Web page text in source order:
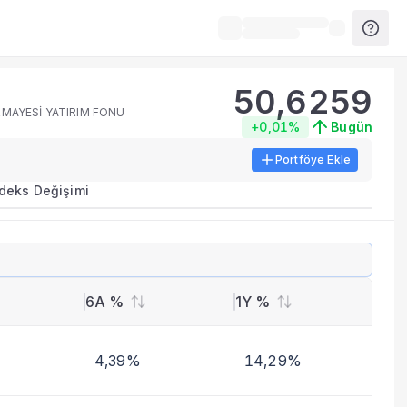
metrikleri listelenir.
benzer fonları inceleyebilirsiniz.
YATIRIM FONU
50,6259
+0,01% Bugün
Portföye Ekle
Değişimi
6A % 1Y %
4,39% 14,29%